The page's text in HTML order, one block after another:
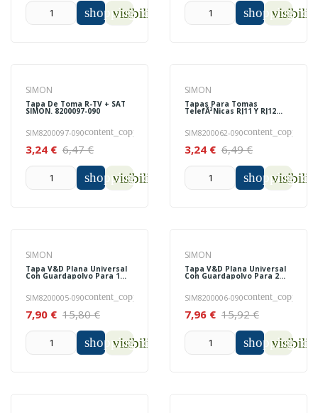
shopping_cart
visibility
SIMON
Tapa De Toma R-TV + SAT
SIMON. 8200097-090
SIM8200097-090content_copy
3,24 € 6,47 €
shopping_cart
visibility
SIMON
Tapas Para Tomas
TelefÃ³nicas RJ11 Y RJ12
SIM8200062-090content_copy
3,24 € 6,49 €
SIMON
Tapa V&D Plana Universal
Con Guardapolvo Para 1
SIM8200005-090content_copy
7,90 € 15,80 €
shopping_cart
visibility
SIMON
Tapa V&D Plana Universal
Con Guardapolvo Para 2
SIM8200006-090content_copy
7,96 € 15,92 €